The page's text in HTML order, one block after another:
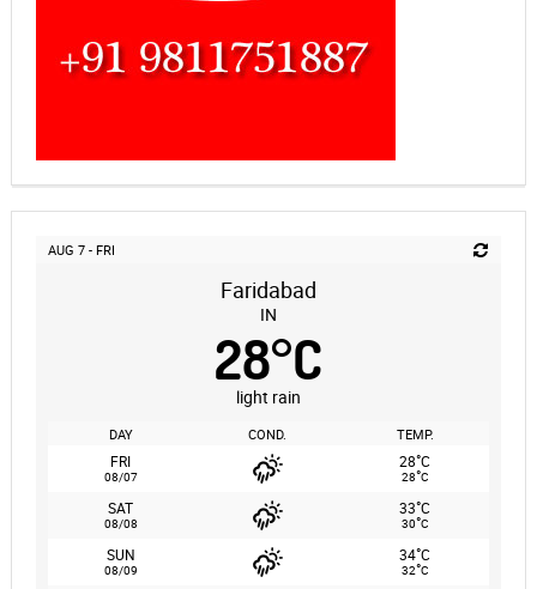
AUG 7 - FRI
Faridabad
IN
28°C
light rain
DAY COND. TEMP.
FRI
08/07
28°C
28°C
SAT
08/08
33°C
30°C
SUN
08/09
34°C
32°C